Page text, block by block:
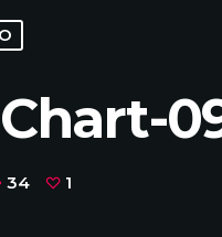
34 1